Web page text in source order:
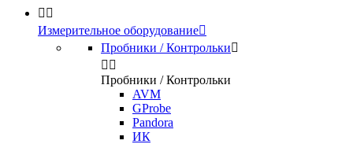
 
Измерительное оборудование
Пробники / Контрольки
 
Пробники / Контрольки
AVM
GProbe
Pandora
ИК